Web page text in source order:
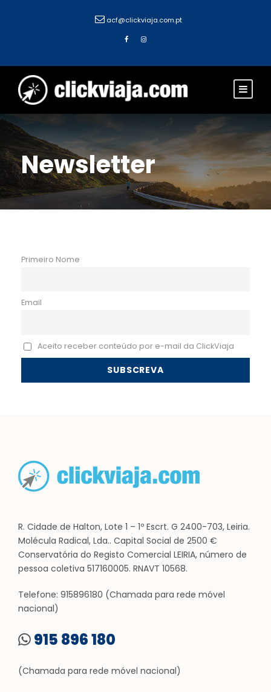
acf@clickviaja.com.pt
Newsletter
Primeiro Nome
Email
Aceito receber conteúdo por e-mail da ClickViaja
R. Cidade de Halton, Lote 1 – 1º Escrt. G 2400-703, Leiria.
Molécula Radical, Lda.. Capital Social de 2500 €
Conservatória do Registo Comercial LEIRIA, número de
pessoa coletiva 517160005. RNAVT 10568.
Telefone: 915896180 (Chamada para rede móvel
nacional)
915 896 180
(Chamada para rede móvel nacional)